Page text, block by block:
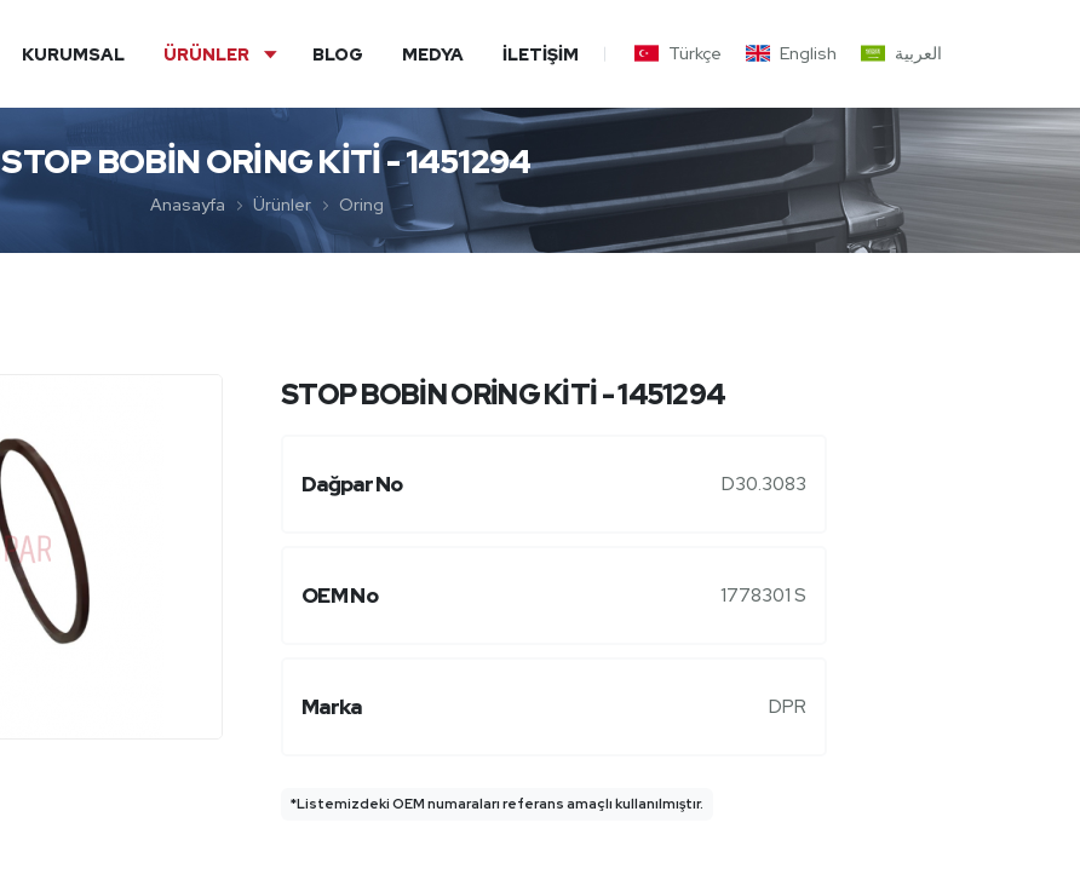
KURUMSAL ÜRÜNLER BLOG MEDYA İLETIŞIM Türkçe English العربية
STOP BOBİN ORİNG KİTİ - 1451294
Anasayfa Ürünler Oring
STOP BOBİN ORİNG KİTİ - 1451294
Dağpar No D30.3083
OEM No 1778301 S
Marka DPR
*Listemizdeki OEM numaraları referans amaçlı kullanılmıştır.